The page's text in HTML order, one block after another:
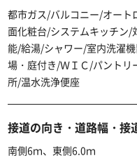
都市ガス/バルコニー/オー
面化粧台/システムキッチン/
能/給湯/シャワー/室内洗濯
場・庭付き/ＷＩＣ/パント
所/温水洗浄便座
接道の向き・道路幅・接
南側6ｍ、東側6.0ｍ